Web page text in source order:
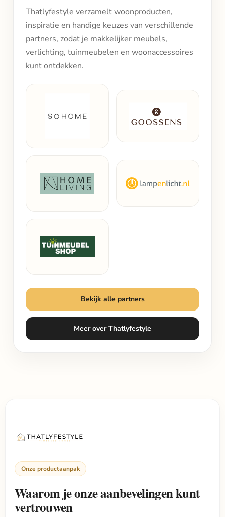
Thatlyfestyle verzamelt woonproducten,
inspiratie en handige keuzes van verschillende
partners, zodat je makkelijker meubels,
verlichting, tuinmeubelen en woonaccessoires
kunt ontdekken.
Bekijk alle partners
Meer over Thatlyfestyle
Onze productaanpak
Waarom je onze aanbevelingen kunt
vertrouwen